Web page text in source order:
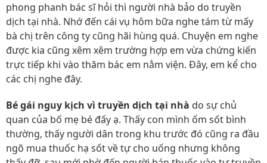
phong phanh bác sĩ hỏi thì người nhà bảo do truyền
dịch tại nhà. Nhớ đến cái vụ hôm bữa nghe tám từ mấy
bà chị trên công ty cũng hãi hùng quá. Chuyện em nghe
được kia cũng xêm xêm trường hợp em vừa chứng kiến
trực tiếp khi vào thăm bác em nằm viện. Đây, em kể cho
các chị nghe đây.
Bé gái nguy kịch vì truyền dịch tại nhà do sự chủ
quan của bố mẹ bé đấy ạ. Thấy con mình ốm sốt bình
thường, thấy người dân trong khu trước đó cũng ra đầu
ngõ mua thuốc hạ sốt về tự cho uống nhưng không